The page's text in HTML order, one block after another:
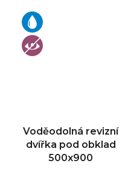
Voděodolná revizní
dvířka pod obklad
500x900